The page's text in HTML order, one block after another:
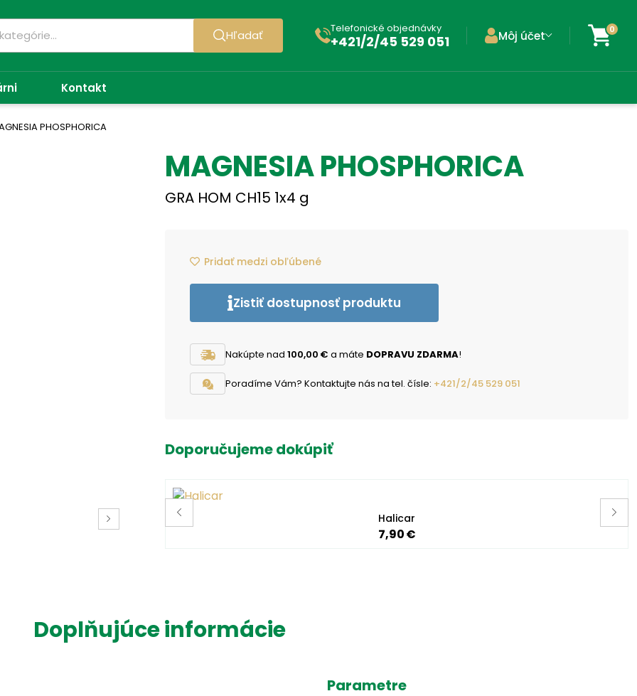
Hľadať Telefonické objednávky
+421/2/45 529 051 Môj účet 0
Kontakt
PHOSPHORICA
MAGNESIA PHOSPHORICA
GRA HOM CH15 1x4 g
Pridať medzi obľúbené
Zistiť dostupnosť produktu
Nakúpte nad 100,00 € a máte DOPRAVU ZDARMA!
Poradíme Vám? Kontaktujte nás na tel. čísle: +421/2/45 529 051
Doporučujeme dokúpiť
Halicar
7,90 €
Doplňujúce informácie
Parametre